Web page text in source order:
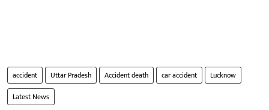
accident Uttar Pradesh Accident death car accident
Lucknow
Latest News